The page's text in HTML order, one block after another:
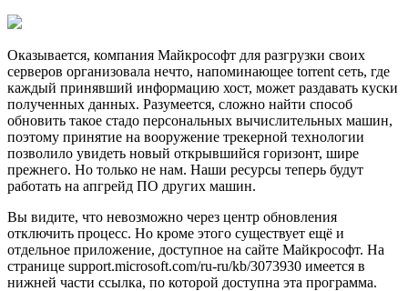
Оказывается, компания Майкрософт для разгрузки своих
серверов организовала нечто, напоминающее torrent сеть, где
каждый принявший информацию хост, может раздавать куски
полученных данных. Разумеется, сложно найти способ
обновить такое стадо персональных вычислительных машин,
поэтому принятие на вооружение трекерной технологии
позволило увидеть новый открывшийся горизонт, шире
прежнего. Но только не нам. Наши ресурсы теперь будут
работать на апгрейд ПО других машин.
Вы видите, что невозможно через центр обновления
отключить процесс. Но кроме этого существует ещё и
отдельное приложение, доступное на сайте Майкрософт. На
странице support.microsoft.com/ru-ru/kb/3073930 имеется в
нижней части ссылка, по которой доступна эта программа.